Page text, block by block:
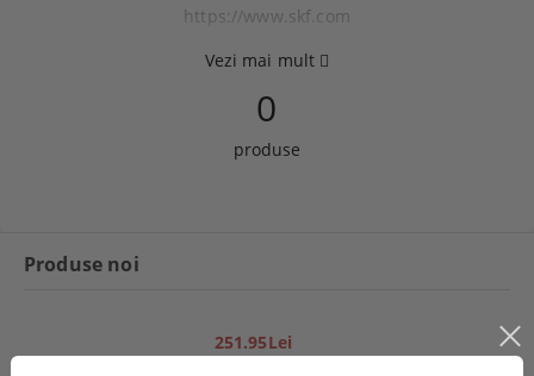
https://www.skf.com
Vezi mai mult
0
produse
Produse noi
251.95Lei